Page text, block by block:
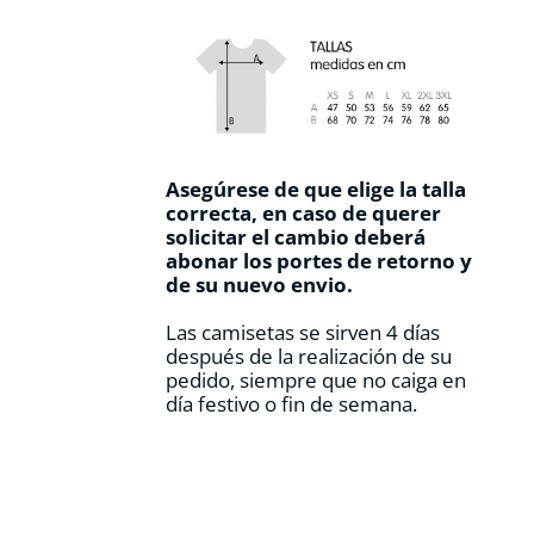
Asegúrese de que elige la talla
correcta, en caso de querer
solicitar el cambio deberá
abonar los portes de retorno y
de su nuevo envio.
Las camisetas se sirven 4 días
después de la realización de su
pedido, siempre que no caiga en
día festivo o fin de semana.